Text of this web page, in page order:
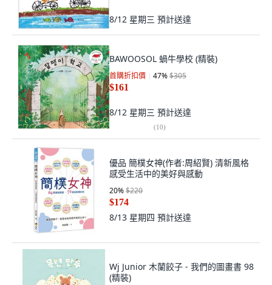
8/12 星期三 預計送達
BAWOOSOL 蝸牛學校 (精裝)
首購折扣價 47%$305
$161
8/12 星期三 預計送達
(10)
優品 簡樸女神(作者:周紹賢) 清新風格
感受生活中的美好與感動
20%$220
$174
8/13 星期四 預計送達
Wj Junior 木蘭餃子 - 我們的圖畫書 98
(精裝)